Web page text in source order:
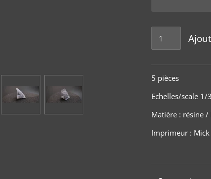
5 pièces
Echelles/scale
Matière : résine /
Imprimeur :